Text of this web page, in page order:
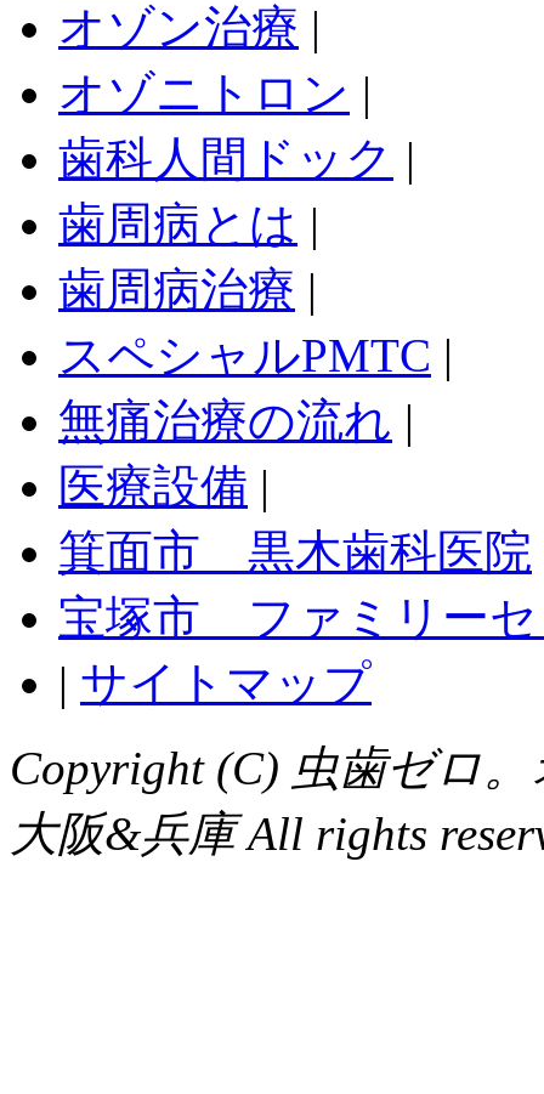
オゾン治療 |
オゾニトロン |
歯科人間ドック |
歯周病とは |
歯周病治療 |
スペシャルPMTC |
無痛治療の流れ |
医療設備 |
箕面市 黒木歯科医院
宝塚市 ファミリーセ
| サイトマップ
Copyright (C) 虫歯ゼロ
大阪&兵庫 All rights